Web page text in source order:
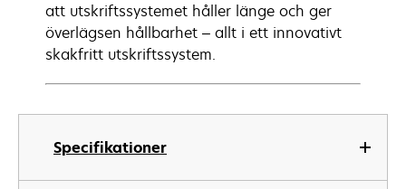
Specifikationer
att utskriftssystemet håller länge och ger
överlägsen hållbarhet – allt i ett innovativt
skakfritt utskriftssystem.